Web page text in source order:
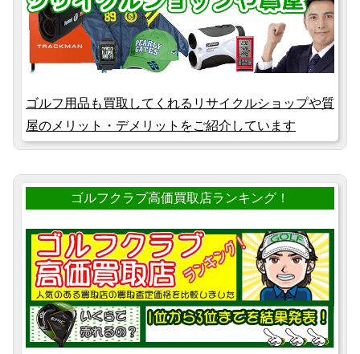
ゴルフ用品も買取してくれるリサイクルショップや質
屋のメリット・デメリットをご紹介しています
ゴルフクラブ高価買取店ランキング！